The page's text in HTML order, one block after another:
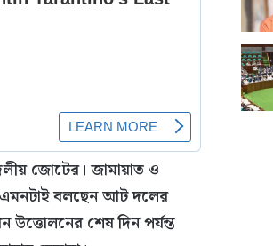
জোটের। জামায়াত ও
বলছেন আট দলের
শেষ দিন পর্যন্ত